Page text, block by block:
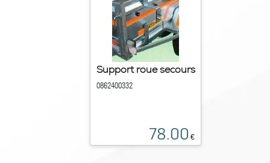
Support roue secours
0862400332
78.00 €